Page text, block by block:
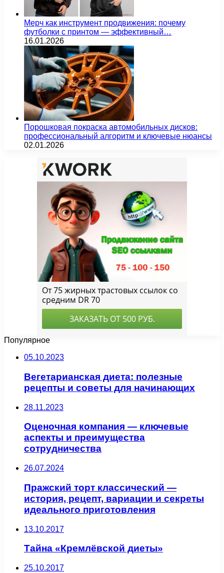
Мерч как инструмент продвижения: почему
футболки с принтом — эффективный…
16.01.2026
Порошковая покраска автомобильных дисков:
профессиональный алгоритм и ключевые нюансы
02.01.2026
Популярное
05.10.2023
Вегетарианская диета: полезные
рецепты и советы для начинающих
28.11.2023
Оценочная компания — ключевые
аспекты и преимущества
сотрудничества
26.07.2024
Пражский торт классический —
история, рецепт, вариации и секреты
идеального приготовления
13.10.2017
Тайна «Кремлёвской диеты»
25.10.2017